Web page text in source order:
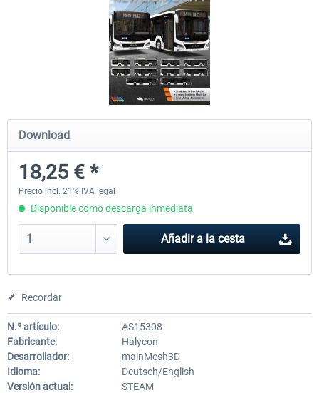
OMSI 2 Add-on Valiant Citybus 7700
Hybrid
12,19 € *
OMSI 2 Add-on IVECO Bus
Download
18,25 € *
Precio incl. 21% IVA legal
Disponible como descarga inmediata
Añadir a la cesta
Recordar
N.º artículo:
AS15308
Fabricante:
Halycon
Desarrollador:
mainMesh3D
Idioma:
Deutsch/English
Versión actual:
STEAM